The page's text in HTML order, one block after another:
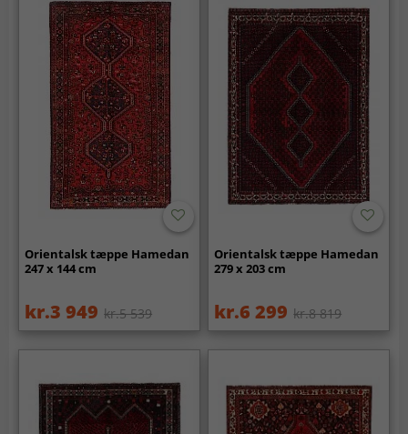
Orientalsk tæppe Hamedan
247 x 144 cm
kr.3 949 kr.5 539
Orientalsk tæppe Hamedan
279 x 203 cm
kr.6 299 kr.8 819